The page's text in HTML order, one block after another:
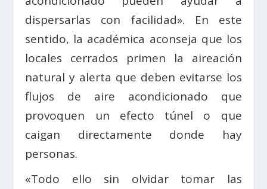
dispersarlas con facilidad». En este
sentido, la académica aconseja que los
locales cerrados primen la aireación
natural y alerta que deben evitarse los
flujos de aire acondicionado que
provoquen un efecto túnel o que
caigan directamente donde hay
personas.
«Todo ello sin olvidar tomar las